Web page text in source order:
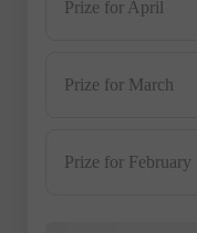
Prize for April
Prize for March
Prize for February